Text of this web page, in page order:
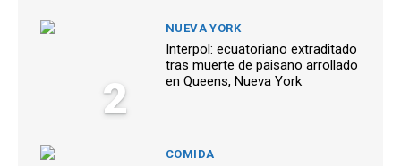
2
NUEVA YORK
Interpol: ecuatoriano extraditado
tras muerte de paisano arrollado
en Queens, Nueva York
COMIDA